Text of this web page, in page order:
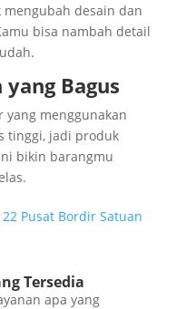
desain dan
bisa nambah detail
Bagus
yang menggunakan
tinggi, jadi produk
bikin barangmu
Pusat Bordir Satuan
Tersedia
apa yang